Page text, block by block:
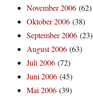
November 2006 (62)
Oktober 2006 (38)
September 2006 (23)
August 2006 (63)
Juli 2006 (72)
Juni 2006 (45)
Mai 2006 (39)